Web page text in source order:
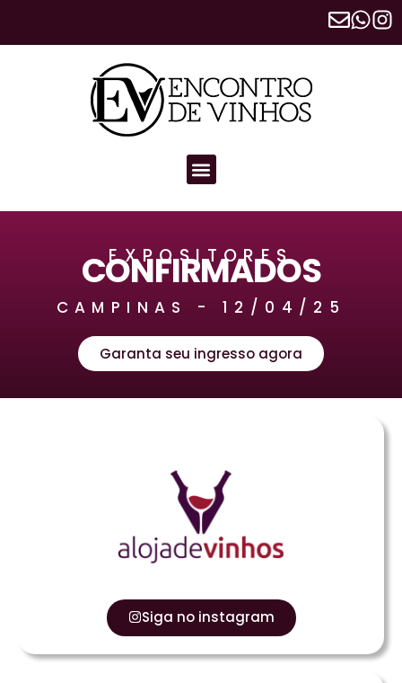
EXPOSITORES
CONFIRMADOS
CAMPINAS - 12/04/25
Garanta seu ingresso agora
Siga no instagram